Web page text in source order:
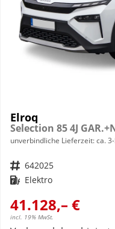
Elroq
unverbindliche Lieferzeit: ca.
Fahrzeugnr. 642025
Kraftstoff Elektro
41.128,– €
incl. 19% MwSt.